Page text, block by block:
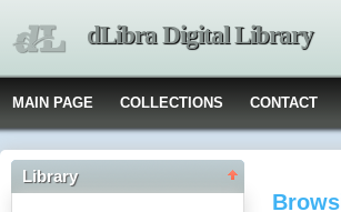
dLibra Digital Library
MAIN PAGE COLLECTIONS CONTACT
Library